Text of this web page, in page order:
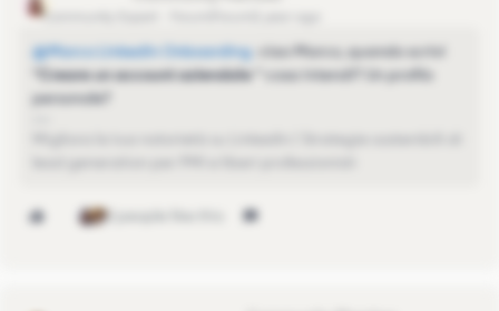
Community Expert
@Marco LinkedIn Onboarding ciao Marco, quando scrivi
Creare un account aziendale
“ cosa intendi? Un profilo
personale?
2 people like this